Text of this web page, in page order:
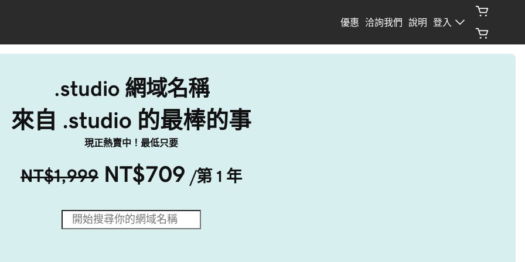
優惠 洽詢我們 說明 登入
.studio 網域名稱
來自 .studio 的最棒的事
現正熱賣中！最低只要
NT$1,999 NT$709 /第 1 年